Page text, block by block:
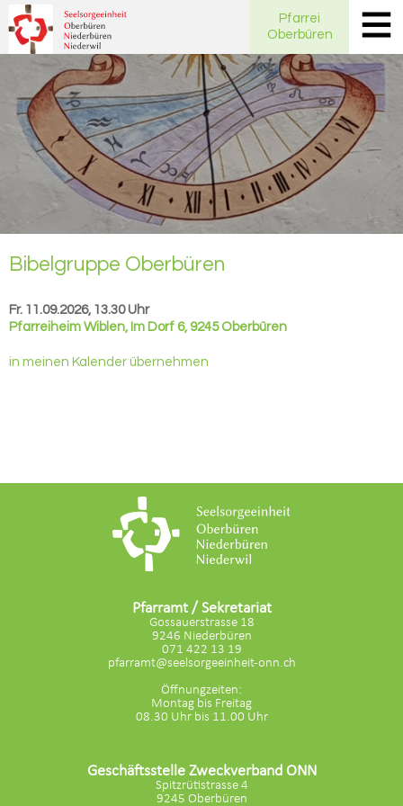
Pfarrei
Oberbüren
Bi­bel­grup­pe Ober­bü­ren
Fr. 11.09.2026, 13.30 Uhr
Pfarreiheim Wiblen, Im Dorf 6, 9245 Oberbüren
in meinen Kalender übernehmen
Pfarramt / Sekretariat
Gossauerstrasse 18
9246 Niederbüren
071 422 13 19
pfarramt@seelsorgeeinheit-onn.ch
Öffnungzeiten:
Montag bis Freitag
08.30 Uhr bis 11.00 Uhr
Geschäftsstelle Zweckverband ONN
Spitzrütistrasse 4
9245 Oberbüren